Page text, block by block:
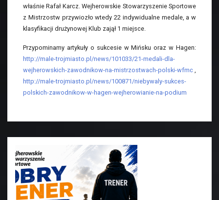
właśnie Rafał Karcz. Wejherowskie Stowarzyszenie Sportowe
z Mistrzostw przywiozło wtedy 22 indywidualne medale, a w
klasyfikacji drużynowej Klub zajął 1 miejsce.
Przypominamy artykuły o sukcesie w Mińsku oraz w Hagen:
http://male-trojmiasto.pl/news/101033/21-medali-dla-
wejherowskich-zawodnikow-na-mistrzostwach-polski-wfmc
http://male-trojmiasto.pl/news/100871/niebywaly-sukces-
polskich-zawodnikow-w-hagen-wejherowianie-na-podium